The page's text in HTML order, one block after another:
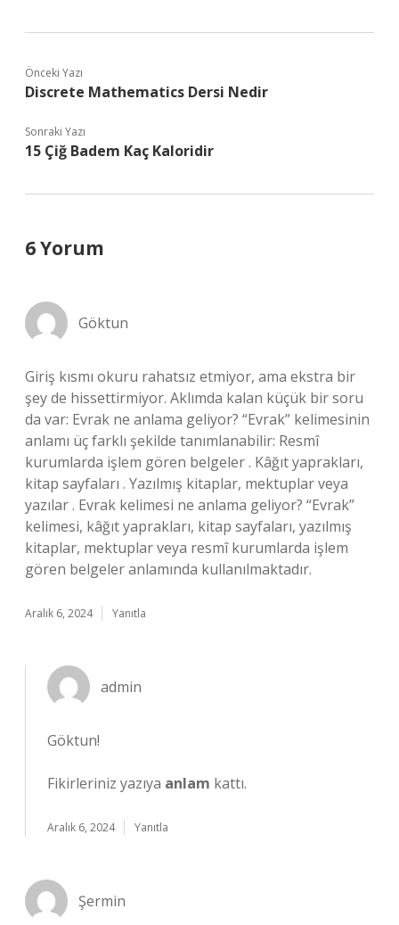
Önceki Yazı
Discrete Mathematics Dersi Nedir
Sonraki Yazı
15 Çiğ Badem Kaç Kaloridir
6 Yorum
Göktun
Giriş kısmı okuru rahatsız etmiyor, ama ekstra bir
şey de hissettirmiyor. Aklımda kalan küçük bir soru
da var: Evrak ne anlama geliyor? “Evrak” kelimesinin
anlamı üç farklı şekilde tanımlanabilir: Resmî
kurumlarda işlem gören belgeler . Kâğıt yaprakları,
kitap sayfaları . Yazılmış kitaplar, mektuplar veya
yazılar . Evrak kelimesi ne anlama geliyor? “Evrak”
kelimesi, kâğıt yaprakları, kitap sayfaları, yazılmış
kitaplar, mektuplar veya resmî kurumlarda işlem
gören belgeler anlamında kullanılmaktadır.
Aralık 6, 2024 Yanıtla
admin
Göktun!
Fikirleriniz yazıya anlam kattı.
Aralık 6, 2024 Yanıtla
Şermin